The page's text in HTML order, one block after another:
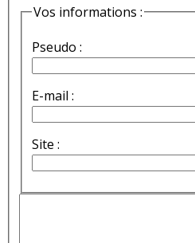
Vos informations :
Pseudo :
E-mail :
Site :